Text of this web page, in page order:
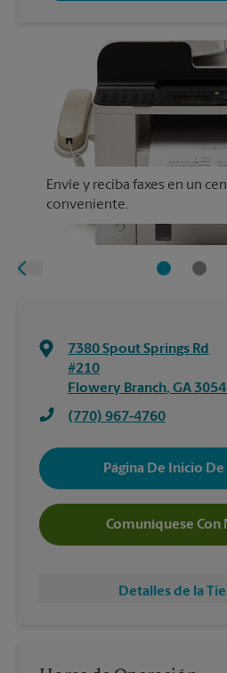
Envíe y reciba faxes en un
conveniente.
7380 Spout Springs Rd
#210
Flowery Branch, GA
(770) 967-4760
Página De Inicio
Comuníquese Con
Detalles de la